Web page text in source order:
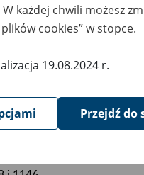
z dnia 13 października
na
za II kwartał
ustawy zostały
każdej chwili możesz
cookies” w stopce.
19.08.2024 r.
Przejdź do